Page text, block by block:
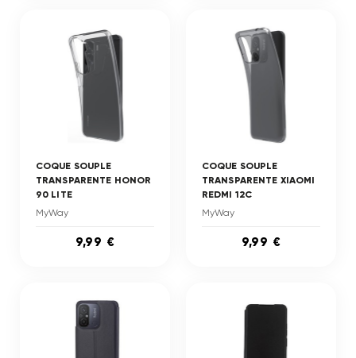
COQUE SOUPLE
TRANSPARENTE HONOR
90 LITE
MyWay
9,99 €
COQUE SOUPLE
TRANSPARENTE XIAOMI
REDMI 12C
MyWay
9,99 €